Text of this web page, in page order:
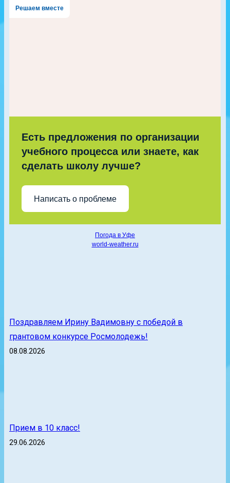
Решаем вместе
Есть предложения по организации
учебного процесса или знаете, как
сделать школу лучше?
Написать о проблеме
Погода в Уфе
world-weather.ru
Поздравляем Ирину Вадимовну с победой в
грантовом конкурсе Росмолодежь!
08.08.2026
Прием в 10 класс!
29.06.2026